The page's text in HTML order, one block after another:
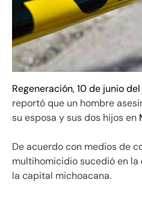
Regeneración, 10 de junio
reportó que un hombre
su esposa y sus dos hijos en
De acuerdo con medios de
multihomicidio sucedió en la
la capital michoacana.